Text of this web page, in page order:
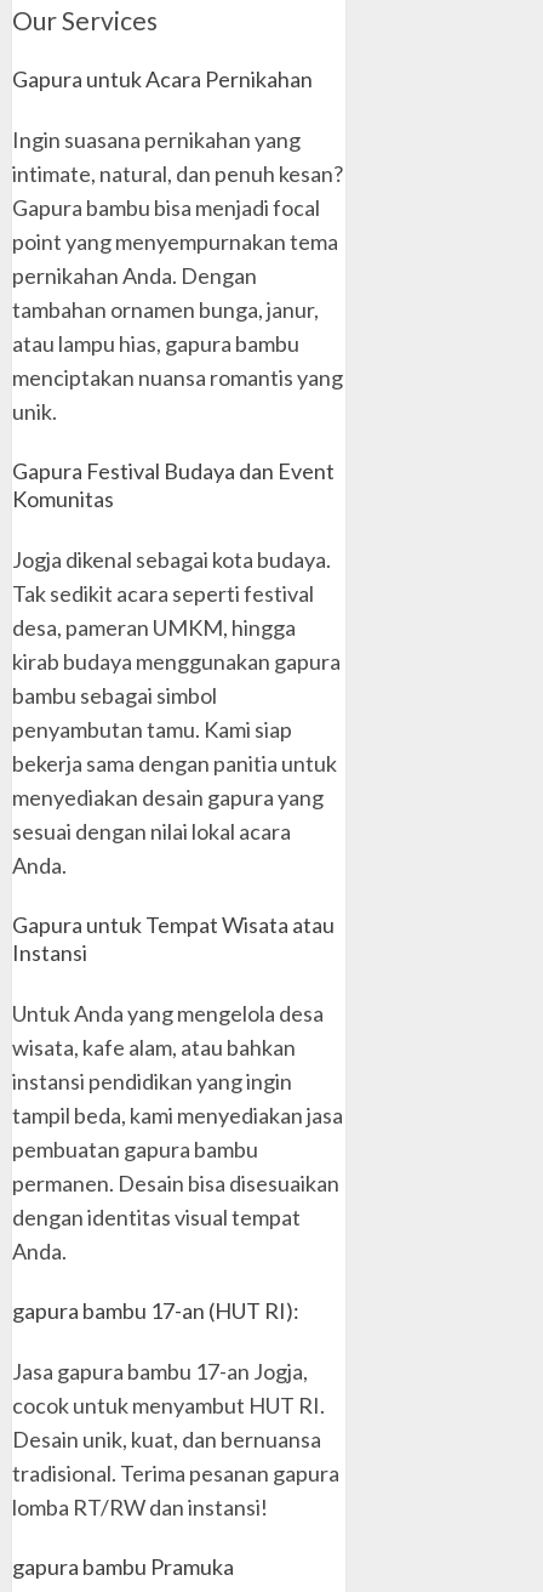
Our Services
Gapura untuk Acara Pernikahan
Ingin suasana pernikahan yang
intimate, natural, dan penuh kesan?
Gapura bambu bisa menjadi focal
point yang menyempurnakan tema
pernikahan Anda. Dengan
tambahan ornamen bunga, janur,
atau lampu hias, gapura bambu
menciptakan nuansa romantis yang
unik.
Gapura Festival Budaya dan Event
Komunitas
Jogja dikenal sebagai kota budaya.
Tak sedikit acara seperti festival
desa, pameran UMKM, hingga
kirab budaya menggunakan gapura
bambu sebagai simbol
penyambutan tamu. Kami siap
bekerja sama dengan panitia untuk
menyediakan desain gapura yang
sesuai dengan nilai lokal acara
Anda.
Gapura untuk Tempat Wisata atau
Instansi
Untuk Anda yang mengelola desa
wisata, kafe alam, atau bahkan
instansi pendidikan yang ingin
tampil beda, kami menyediakan jasa
pembuatan gapura bambu
permanen. Desain bisa disesuaikan
dengan identitas visual tempat
Anda.
gapura bambu 17-an (HUT RI):
Jasa gapura bambu 17-an Jogja,
cocok untuk menyambut HUT RI.
Desain unik, kuat, dan bernuansa
tradisional. Terima pesanan gapura
lomba RT/RW dan instansi!
gapura bambu Pramuka